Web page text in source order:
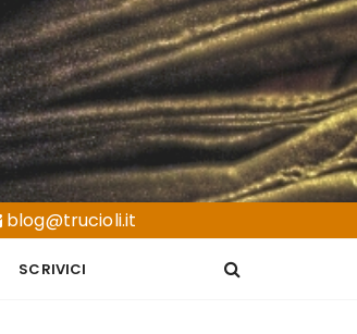
blog@trucioli.it
SCRIVICI